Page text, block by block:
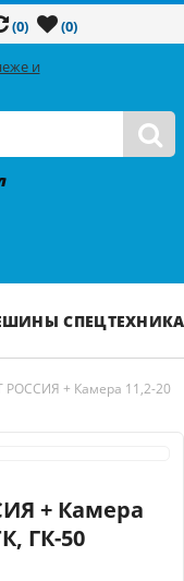
(0) (0)
ШИНЫ СПЕЦТЕХНИКА
РОССИЯ + Камера 11,2-20
+ Камера
ГК-50